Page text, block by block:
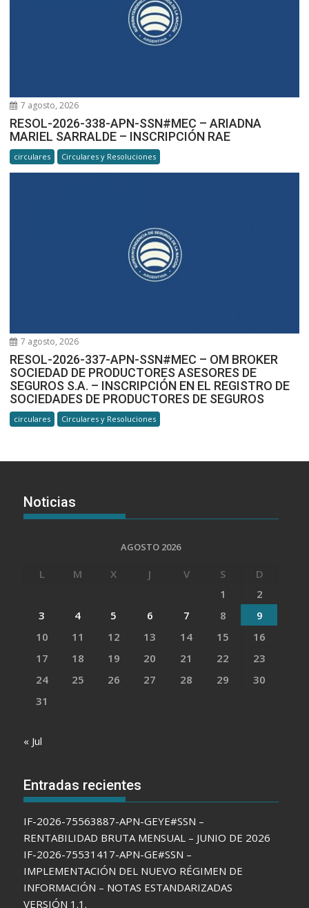
7 agosto, 2026
RESOL-2026-338-APN-SSN#MEC – ARIADNA
MARIEL SARRALDE – INSCRIPCIÓN RAE
circulares Circulares y Resoluciones
7 agosto, 2026
RESOL-2026-337-APN-SSN#MEC – OM BROKER
SOCIEDAD DE PRODUCTORES ASESORES DE
SEGUROS S.A. – INSCRIPCIÓN EN EL REGISTRO DE
SOCIEDADES DE PRODUCTORES DE SEGUROS
circulares Circulares y Resoluciones
Noticias
AGOSTO 2026
L M X J V S
D
1
2
3
4 5 6 7 8
9
10
11 12 13 14 15
16
17
18 19 20 21 22
23
24
25 26 27 28 29
30
31
« Jul
Entradas recientes
IF-2026-75563887-APN-GEYE#SSN –
RENTABILIDAD BRUTA MENSUAL – JUNIO DE 2026
IF-2026-75531417-APN-GE#SSN –
IMPLEMENTACIÓN DEL NUEVO RÉGIMEN DE
INFORMACIÓN – NOTAS ESTANDARIZADAS
VERSIÓN 1.1.